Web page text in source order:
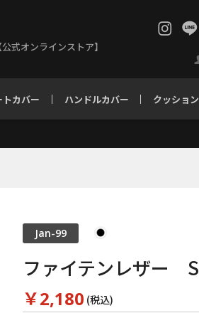
式オンラインストア】
トカバー ハンドルカバー クッション
Jan-99
ファイテンレザー S
￥2,180 (税込)